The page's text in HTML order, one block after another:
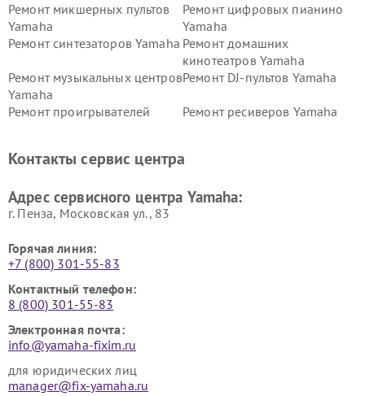
Ремонт микшерных пультов
Yamaha
Ремонт цифровых пианино
Yamaha
Ремонт синтезаторов Yamaha Ремонт домашних
кинотеатров Yamaha
Ремонт музыкальных центров
Yamaha
Ремонт DJ-пультов Yamaha
Ремонт проигрывателей
Ремонт ресиверов Yamaha
Yamaha
Yamaha
Контакты сервис центра
Адрес сервисного центра Yamaha:
г. Пенза, Московская ул., 83
Горячая линия:
+7 (800) 301-55-83
Контактный телефон:
8 (800) 301-55-83
Электронная почта:
info@yamaha-fixim.ru
для юридических лиц
manager@fix-yamaha.ru